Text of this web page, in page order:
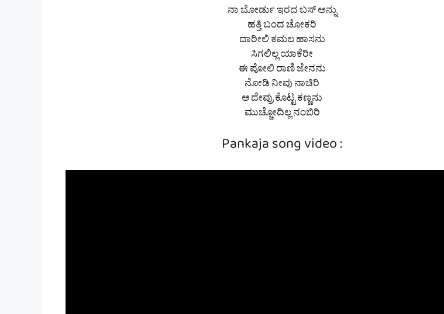
ನಾ ಬೋರ್ಡು ಇರದ ಬಸ್ ಅನ್ನು
ಹತ್ತಿ ಬಂದ ಚೋಕರಿ
ದಾರೀಲಿ ಕಮಲ ಹಾಸನು
ಸಿಗಲಿಲ್ಲ ಯಾಕೆರೀ
ಈ ಪೋಲಿ ರಾಣಿ ಜೇನನು
ನೋಡಿ ನೀವು ನಾಚಿರಿ
ಆ ದೇವ್ರು ಕೊಟ್ಟ ಕಣ್ಣನು
ಮುಚ್ಚೋದಿಲ್ಲ ನಂಬಿರಿ
Pankaja song video :